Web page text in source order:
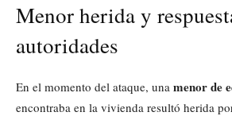
Menor herida y
autoridades
En el momento del ataque, una menor de
encontraba en la vivienda resultó herida